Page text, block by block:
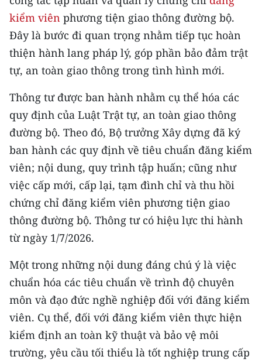
CHƯƠNG TRÌNH OCOP - MỖI XÃ
MỘT SẢN PHẨM
RADIO
E-Magazine
Video
Media Chính trị
Media Kinh tế
Media Văn hóa
Media Xã hội
Media Pháp luật
Media Du lịch
Media Thế giới
Media Thể thao
kiểm viên phương tiện giao thông đường bộ.
Đây là bước đi quan trọng nhằm tiếp tục hoàn
thiện hành lang pháp lý, góp phần bảo đảm trật
tự, an toàn giao thông trong tình hình mới.
Thông tư được ban hành nhằm cụ thể hóa các
quy định của Luật Trật tự, an toàn giao thông
đường bộ. Theo đó, Bộ trưởng Xây dựng đã ký
ban hành các quy định về tiêu chuẩn đăng kiểm
viên; nội dung, quy trình tập huấn; cũng như
việc cấp mới, cấp lại, tạm đình chỉ và thu hồi
chứng chỉ đăng kiểm viên phương tiện giao
thông đường bộ. Thông tư có hiệu lực thi hành
từ ngày 1/7/2026.
Một trong những nội dung đáng chú ý là việc
chuẩn hóa các tiêu chuẩn về trình độ chuyên
môn và đạo đức nghề nghiệp đối với đăng kiểm
viên. Cụ thể, đối với đăng kiểm viên thực hiện
kiểm định an toàn kỹ thuật và bảo vệ môi
trường, yêu cầu tối thiểu là tốt nghiệp trung cấp